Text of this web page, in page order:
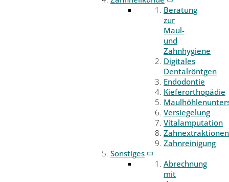
Beratung
zur
Maul-
und
Zahnhygiene
Digitales
Dentalröntgen
Endodontie
Kieferorthopädie
Versiegelung
Vitalamputation
Zahnextraktionen
Zahnreinigung
Sonstiges
Abrechnung
mit